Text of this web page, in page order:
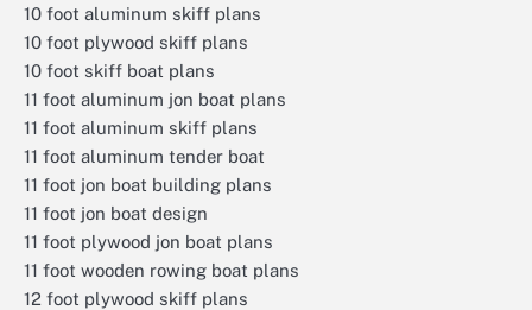
10 foot aluminum skiff plans
10 foot plywood skiff plans
10 foot skiff boat plans
11 foot aluminum jon boat plans
11 foot aluminum skiff plans
11 foot aluminum tender boat
11 foot jon boat building plans
11 foot jon boat design
11 foot plywood jon boat plans
11 foot wooden rowing boat plans
12 foot plywood skiff plans